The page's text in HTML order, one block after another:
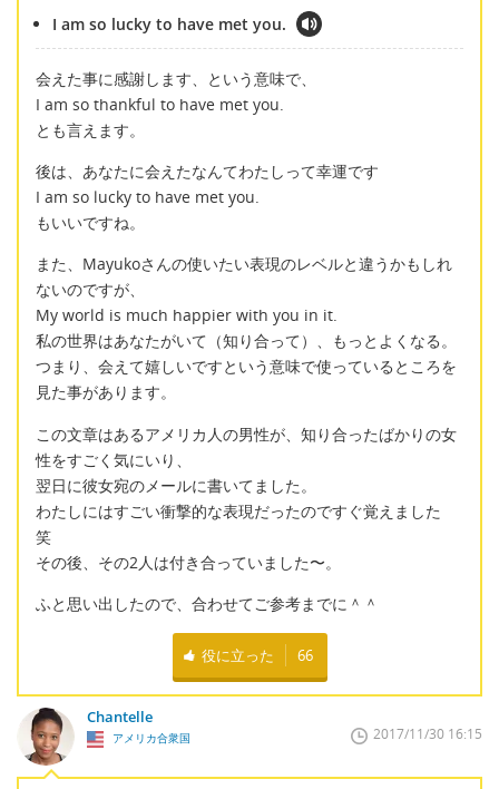
I am so lucky to have met you.
会えた事に感謝します、という意味で、
I am so thankful to have met you.
とも言えます。
後は、あなたに会えたなんてわたしって幸運です
I am so lucky to have met you.
もいいですね。
また、Mayukoさんの使いたい表現のレベルと違うかもしれ
ないのですが、
My world is much happier with you in it.
私の世界はあなたがいて（知り合って）、もっとよくなる。
つまり、会えて嬉しいですという意味で使っているところを
見た事があります。
この文章はあるアメリカ人の男性が、知り合ったばかりの女
性をすごく気にいり、
翌日に彼女宛のメールに書いてました。
わたしにはすごい衝撃的な表現だったのですぐ覚えました
笑
その後、その2人は付き合っていました〜。
ふと思い出したので、合わせてご参考までに＾＾
役に立った 66
Chantelle
アメリカ合衆国 2017/11/30 16:15